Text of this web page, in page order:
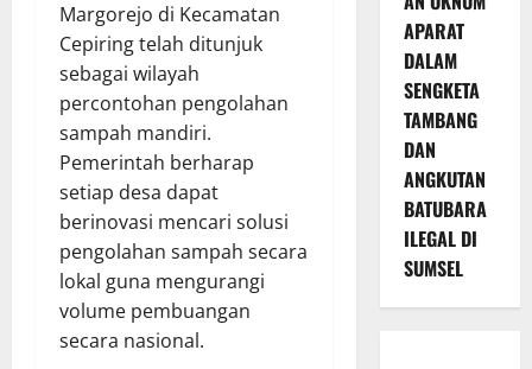
Margorejo di Kecamatan
Cepiring telah ditunjuk
sebagai wilayah
percontohan pengolahan
sampah mandiri.
Pemerintah berharap
setiap desa dapat
berinovasi mencari solusi
pengolahan sampah secara
lokal guna mengurangi
volume pembuangan
secara nasional.
APARAT
DALAM
SENGKETA
TAMBANG
DAN
ANGKUTAN
BATUBARA
ILEGAL DI
SUMSEL